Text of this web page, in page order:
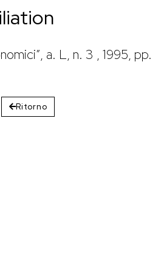
a. L, n. 3 , 1995, pp.
Ritorno